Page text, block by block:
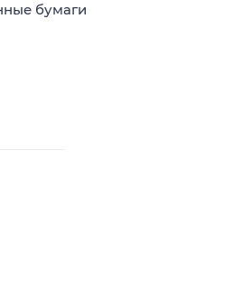
бумаги